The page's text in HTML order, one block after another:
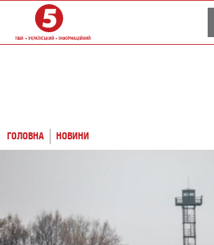
ГОЛОВНА НОВИНИ